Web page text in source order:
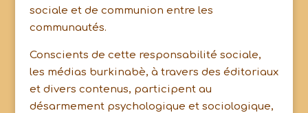
sociale et de communion entre les
communautés.
Conscients de cette responsabilité sociale,
les médias burkinabè, à travers des éditoriaux
et divers contenus, participent au
désarmement psychologique et sociologique,